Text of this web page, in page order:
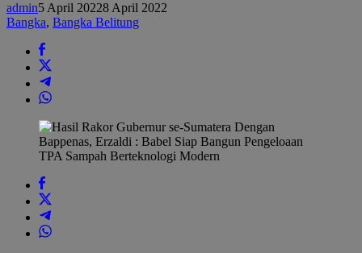
admin5 April 20228 April 2022
Bangka, Bangka Belitung